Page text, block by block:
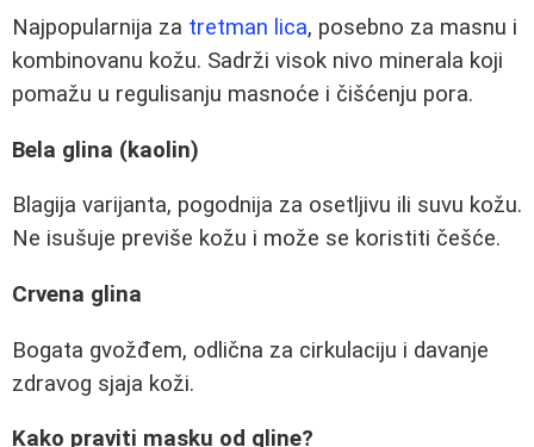
Najpopularnija za tretman lica, posebno za masnu i
kombinovanu kožu. Sadrži visok nivo minerala koji
pomažu u regulisanju masnoće i čišćenju pora.
Bela glina (kaolin)
Blagija varijanta, pogodnija za osetljivu ili suvu kožu.
Ne isušuje previše kožu i može se koristiti češće.
Crvena glina
Bogata gvožđem, odlična za cirkulaciju i davanje
zdravog sjaja koži.
Kako praviti masku od gline?